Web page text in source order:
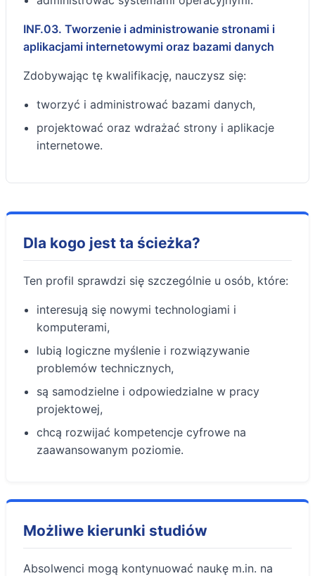
INF.03. Tworzenie i administrowanie stronami i
aplikacjami internetowymi oraz bazami danych
Zdobywając tę kwalifikację, nauczysz się:
tworzyć i administrować bazami danych,
projektować oraz wdrażać strony i aplikacje
internetowe.
Dla kogo jest ta ścieżka?
Ten profil sprawdzi się szczególnie u osób, które:
interesują się nowymi technologiami i
komputerami,
lubią logiczne myślenie i rozwiązywanie
problemów technicznych,
są samodzielne i odpowiedzialne w pracy
projektowej,
chcą rozwijać kompetencje cyfrowe na
zaawansowanym poziomie.
Możliwe kierunki studiów
Absolwenci mogą kontynuować naukę m.in. na